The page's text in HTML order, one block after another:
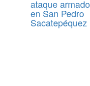
ataque armado
en San Pedro
Sacatepéquez